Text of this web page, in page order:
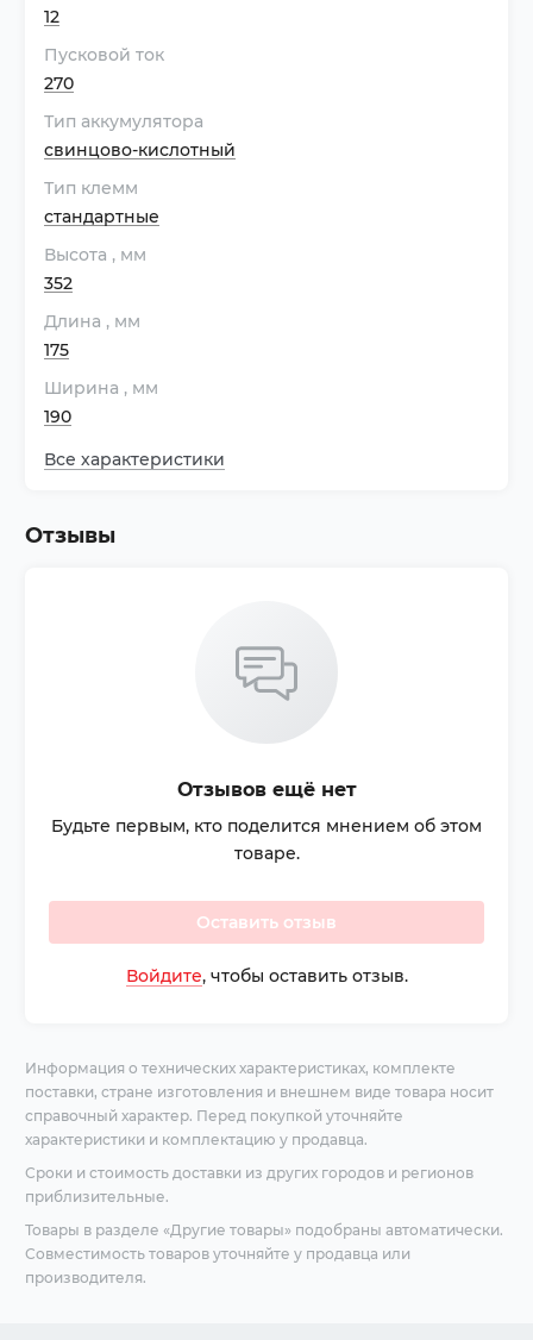
12
Пусковой ток
270
Тип аккумулятора
свинцово-кислотный
Тип клемм
стандартные
Высота , мм
352
Длина , мм
175
Ширина , мм
190
Все характеристики
Отзывы
Отзывов ещё нет
Будьте первым, кто поделится мнением об этом
товаре.
Оставить отзыв
Войдите, чтобы оставить отзыв.
Информация о технических характеристиках, комплекте
поставки, стране изготовления и внешнем виде товара носит
справочный характер. Перед покупкой уточняйте
характеристики и комплектацию у продавца.
Сроки и стоимость доставки из других городов и регионов
приблизительные.
Товары в разделе «Другие товары» подобраны автоматически.
Совместимость товаров уточняйте у продавца или
производителя.